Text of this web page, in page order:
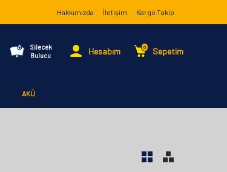
Hakkımızda İletişim Kargo Takip
Silecek
Bulucu
Hesabım 0 Sepetim
AKÜ